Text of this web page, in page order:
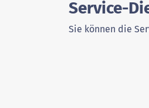
Service-
Sie können die